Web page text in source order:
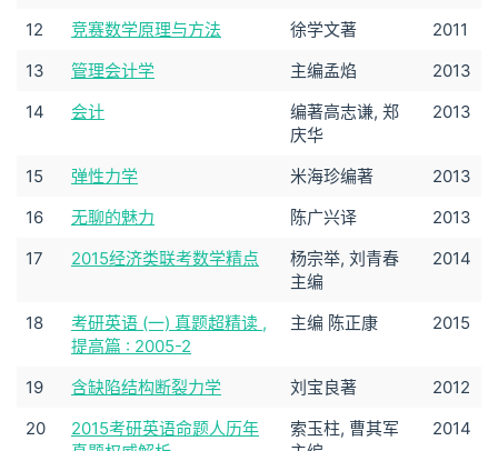
12
竞赛数学原理与方法 徐学文著
2011
13
管理会计学 主编孟焰
2013
14
会计
编著高志谦, 郑
庆华
2013
15 弹性力学 米海珍编著
2013
16
无聊的魅力 陈广兴译
2013
17
2015经济类联考数学精点
杨宗举, 刘青春
主编
2014
18
考研英语 (一) 真题超精读 ,
提高篇 : 2005-2
主编 陈正康 2015
19 含缺陷结构断裂力学 刘宝良著
2012
20
2015考研英语命题人历年
索玉柱, 曹其军
2014